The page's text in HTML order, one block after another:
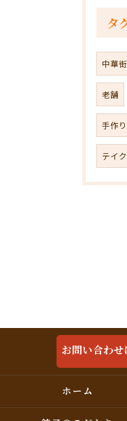
タ
中華街
老舗
手作り
テイ
お問い合わせ
ホーム